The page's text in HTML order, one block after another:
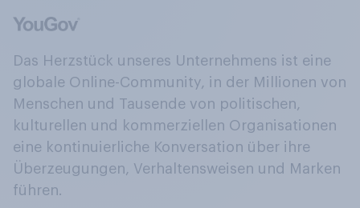
Das Herzstück unseres Unternehmens ist eine
globale Online-Community, in der Millionen von
Menschen und Tausende von politischen,
kulturellen und kommerziellen Organisationen
eine kontinuierliche Konversation über ihre
Überzeugungen, Verhaltensweisen und Marken
führen.